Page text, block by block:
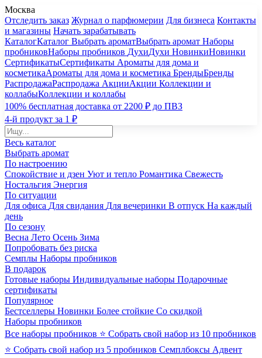
Москва
Отследить заказ Журнал о парфюмерии Для бизнеса Контакты
и магазины Начать зарабатывать
КаталогКаталог Выбрать ароматВыбрать аромат Наборы
пробниковНаборы пробников ДухиДухи НовинкиНовинки
СертификатыСертификаты Ароматы для дома и
косметикаАроматы для дома и косметика БрендыБренды
РаспродажаРаспродажа АкцииАкции Коллекции и
коллабыКоллекции и коллабы
100% бесплатная доставка от 2200 ₽ до ПВЗ
4-й продукт за 1 ₽
Весь каталог
Выбрать аромат
По настроению
Спокойствие и дзен Уют и тепло Романтика Свежесть
Ностальгия Энергия
По ситуации
Для офиса Для свидания Для вечеринки В отпуск На каждый
день
По сезону
Весна Лето Осень Зима
Попробовать без риска
Семплы Наборы пробников
В подарок
Готовые наборы Индивидуальные наборы Подарочные
сертификаты
Популярное
Бестселлеры Новинки Более стойкие Со скидкой
Наборы пробников
Все наборы пробников ⭐ Собрать свой набор из 10 пробников
⭐ Собрать свой набор из 5 пробников Семплбоксы Адвент